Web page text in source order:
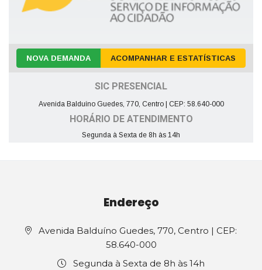
NOVA DEMANDA ACOMPANHAR E ESTATÍSTICAS
SIC PRESENCIAL
Avenida Balduíno Guedes, 770, Centro | CEP: 58.640-000
HORÁRIO DE ATENDIMENTO
Segunda à Sexta de 8h às 14h
Endereço
Avenida Balduíno Guedes, 770, Centro | CEP:
58.640-000
Segunda à Sexta de 8h às 14h